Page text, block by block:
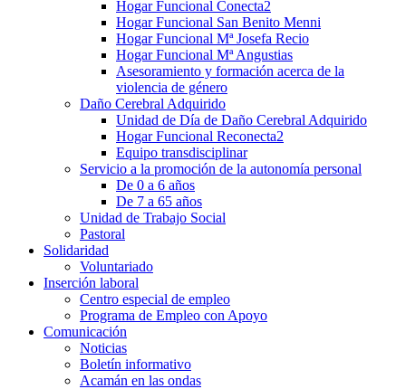
Hogar Funcional Conecta2
Hogar Funcional San Benito Menni
Hogar Funcional Mª Josefa Recio
Hogar Funcional Mª Angustias
Asesoramiento y formación acerca de la
violencia de género
Daño Cerebral Adquirido
Unidad de Día de Daño Cerebral Adquirido
Hogar Funcional Reconecta2
Equipo transdisciplinar
Servicio a la promoción de la autonomía personal
De 0 a 6 años
De 7 a 65 años
Unidad de Trabajo Social
Pastoral
Solidaridad
Voluntariado
Inserción laboral
Centro especial de empleo
Programa de Empleo con Apoyo
Comunicación
Noticias
Boletín informativo
Acamán en las ondas